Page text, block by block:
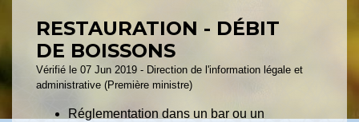
RESTAURATION - DÉBIT
DE BOISSONS
Vérifié le 07 Jun 2019 - Direction de l'information légale et
administrative (Première ministre)
Réglementation dans un bar ou un